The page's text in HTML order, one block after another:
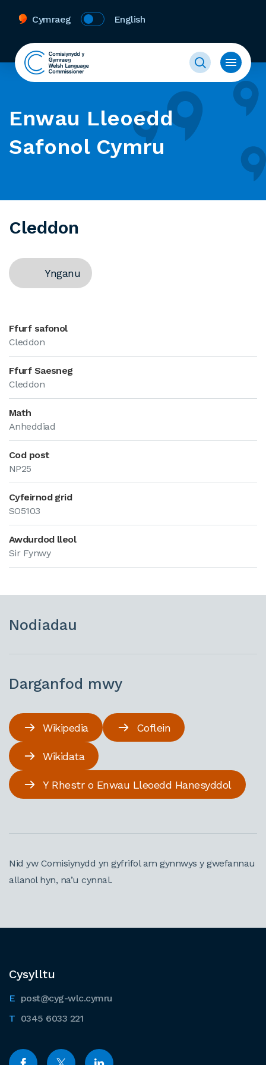
Cymraeg English
Enwau Lleoedd
Safonol Cymru
Cleddon
Ynganu
Ffurf safonol
Cleddon
Ffurf Saesneg
Cleddon
Math
Anheddiad
Cod post
NP25
Cyfeirnod grid
SO5103
Awdurdod lleol
Sir Fynwy
Nodiadau
Darganfod mwy
Wikipedia Coflein
Wikidata
Y Rhestr o Enwau Lleoedd Hanesyddol
Nid yw Comisiynydd yn gyfrifol am gynnwys y gwefannau
allanol hyn, na’u cynnal.
Cysylltu
post@cyg-wlc.cymru
0345 6033 221